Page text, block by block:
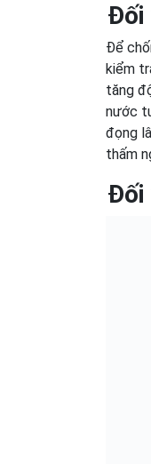
Đối
Để
kiểm
tăng
nước
đọng
thấm
Đối